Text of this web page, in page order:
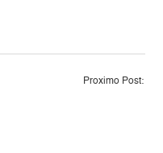
Proximo Post: